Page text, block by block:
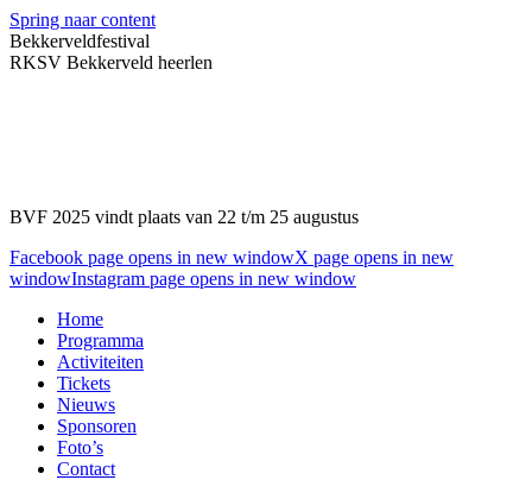
Spring naar content
Bekkerveldfestival
RKSV Bekkerveld heerlen
BVF 2025 vindt plaats van 22 t/m 25 augustus
Facebook page opens in new windowX page opens in new
windowInstagram page opens in new window
Home
Programma
Activiteiten
Tickets
Nieuws
Sponsoren
Foto’s
Contact